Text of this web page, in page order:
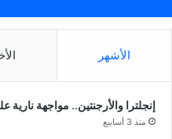
الأشهر
إنجلترا والأرجنتين.. مواجهة نارية
منذ 3 أسابيع